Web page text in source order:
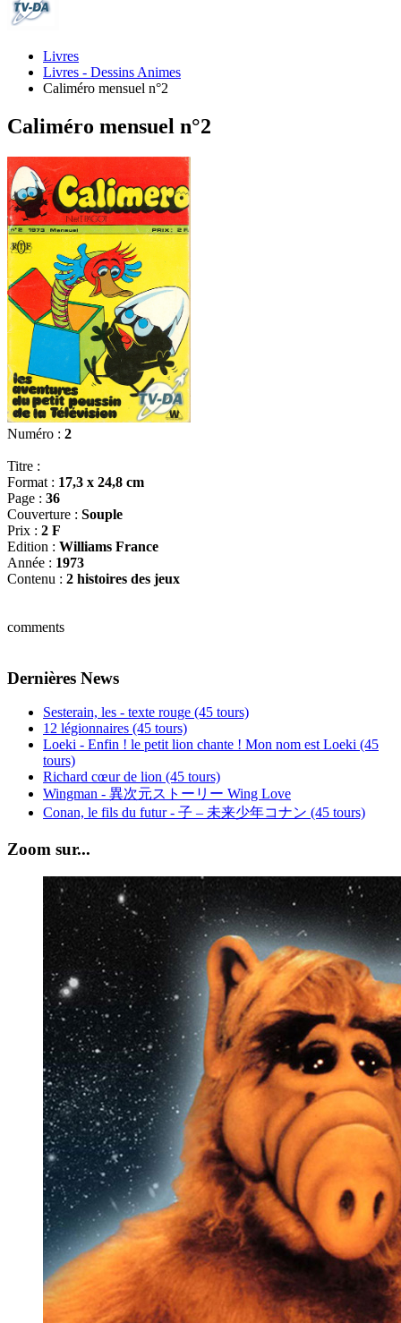
Livres
Livres - Dessins Animes
Caliméro mensuel n°2
Caliméro mensuel n°2
Numéro : 2
Titre :
Format : 17,3 x 24,8 cm
Page : 36
Couverture : Souple
Prix : 2 F
Edition : Williams France
Année : 1973
Contenu : 2 histoires des jeux
comments
Dernières News
Sesterain, les - texte rouge (45 tours)
12 légionnaires (45 tours)
Loeki - Enfin ! le petit lion chante ! Mon nom est Loeki (45
tours)
Richard cœur de lion (45 tours)
Wingman - 異次元ストーリー Wing Love
Conan, le fils du futur - 子 – 未来少年コナン (45 tours)
Zoom sur...